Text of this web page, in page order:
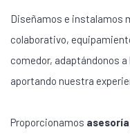
Diseñamos e instalamos
colaborativo,
comedor, adaptándonos
aportando nuestra
Proporcionamos